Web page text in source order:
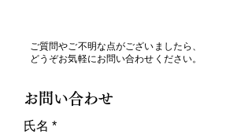
ご質問やご不明な点がございましたら、
どうぞお気軽にお問い合わせください。
お問い合わせ
氏名